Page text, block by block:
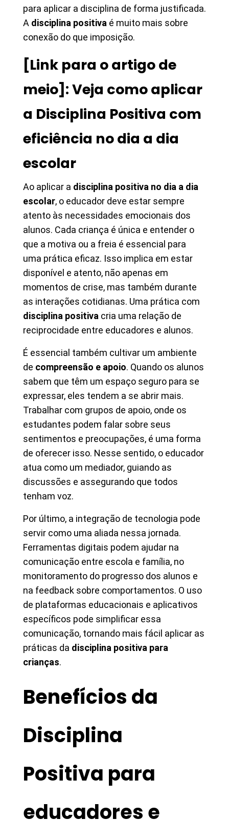
para aplicar a disciplina de forma justificada.
A disciplina positiva é muito mais sobre
conexão do que imposição.
[Link para o artigo de
meio]: Veja como aplicar
a Disciplina Positiva com
eficiência no dia a dia
escolar
Ao aplicar a disciplina positiva no dia a dia
escolar, o educador deve estar sempre
atento às necessidades emocionais dos
alunos. Cada criança é única e entender o
que a motiva ou a freia é essencial para
uma prática eficaz. Isso implica em estar
disponível e atento, não apenas em
momentos de crise, mas também durante
as interações cotidianas. Uma prática com
disciplina positiva cria uma relação de
reciprocidade entre educadores e alunos.
É essencial também cultivar um ambiente
de compreensão e apoio. Quando os alunos
sabem que têm um espaço seguro para se
expressar, eles tendem a se abrir mais.
Trabalhar com grupos de apoio, onde os
estudantes podem falar sobre seus
sentimentos e preocupações, é uma forma
de oferecer isso. Nesse sentido, o educador
atua como um mediador, guiando as
discussões e assegurando que todos
tenham voz.
Por último, a integração de tecnologia pode
servir como uma aliada nessa jornada.
Ferramentas digitais podem ajudar na
comunicação entre escola e família, no
monitoramento do progresso dos alunos e
na feedback sobre comportamentos. O uso
de plataformas educacionais e aplicativos
específicos pode simplificar essa
comunicação, tornando mais fácil aplicar as
práticas da disciplina positiva para
crianças.
Benefícios da
Disciplina
Positiva para
educadores e